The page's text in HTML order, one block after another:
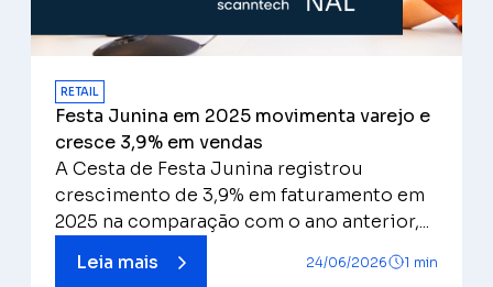
RETAIL
Festa Junina em 2025 movimenta varejo e
cresce 3,9% em vendas
A Cesta de Festa Junina registrou
crescimento de 3,9% em faturamento em
2025 na comparação com o ano anterior,...
Leia mais
24/06/2026 1 min